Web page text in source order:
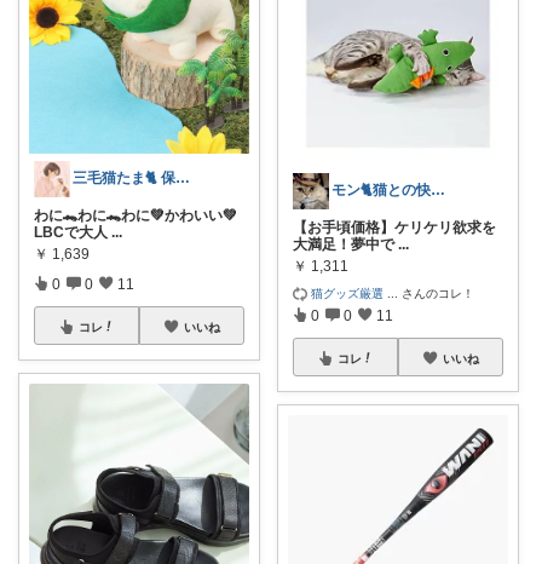
三毛猫たま🐈 保育士⭐️健康オタク
わに🐊わに🐊わに💚かわいい💚
LBCで大人 ...
￥ 1,639
0 0 11
コレ いいね
モン🐈猫との快適な暮らし
【お手頃価格】ケリケリ欲求を
大満足！夢中で ...
￥ 1,311
猫グッズ厳選 さんのコレ！
0 0 11
コレ いいね